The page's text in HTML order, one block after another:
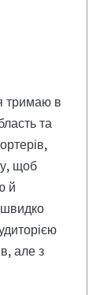
тримаю в
та
щоб
й
швидко
але з